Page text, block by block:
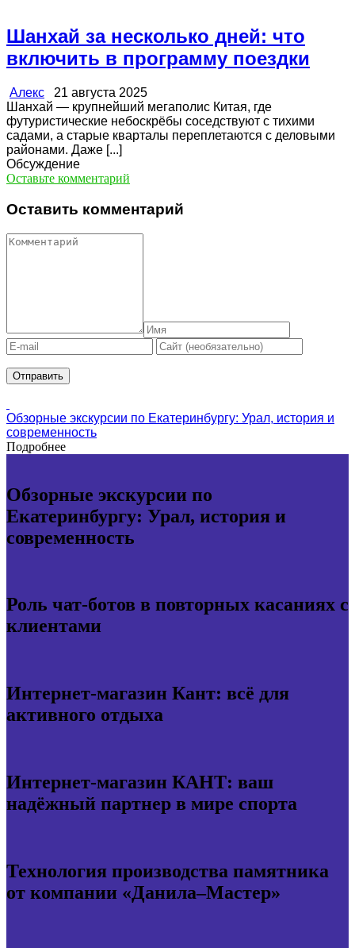
Шанхай за несколько дней: что
включить в программу поездки
Алекс 21 августа 2025
Шанхай — крупнейший мегаполис Китая, где
футуристические небоскрёбы соседствуют с тихими
садами, а старые кварталы переплетаются с деловыми
районами. Даже [...]
Обсуждение
Оставьте комментарий
Оставить комментарий
Обзорные экскурсии по Екатеринбургу: Урал, история и
современность
Подробнее
Обзорные экскурсии по
Екатеринбургу: Урал, история и
современность
Роль чат-ботов в повторных касаниях с
клиентами
Интернет-магазин Кант: всё для
активного отдыха
Интернет-магазин КАНТ: ваш
надёжный партнер в мире спорта
Технология производства памятника
от компании «Данила–Мастер»